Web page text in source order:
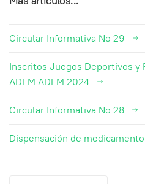
Circular Informativa No 29
Inscritos Juegos Deportivos y
ADEM ADEM 2024
Circular Informativa No 28
Dispensación de